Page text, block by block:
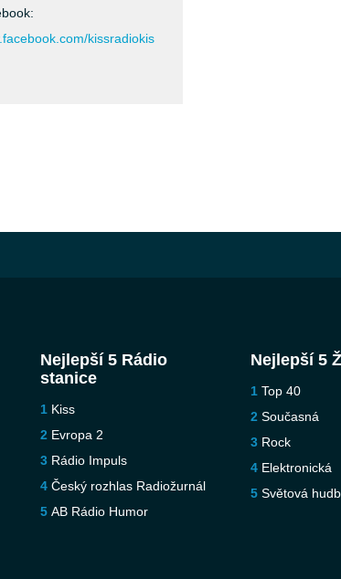
kissradiokis
Nejlepší 5 Rádio
stanice
Kiss
Evropa 2
Rádio Impuls
Český rozhlas Radiožurnál
AB Rádio Humor
Nejlepší 5
Top 40
Současná
Rock
Elektronická
Světová